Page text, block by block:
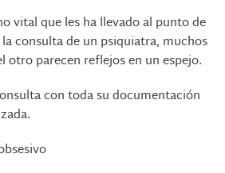
vital que les ha llevado al punto de
consulta de un psiquiatra, muchos
otro parecen reflejos en un espejo.
con toda su documentación